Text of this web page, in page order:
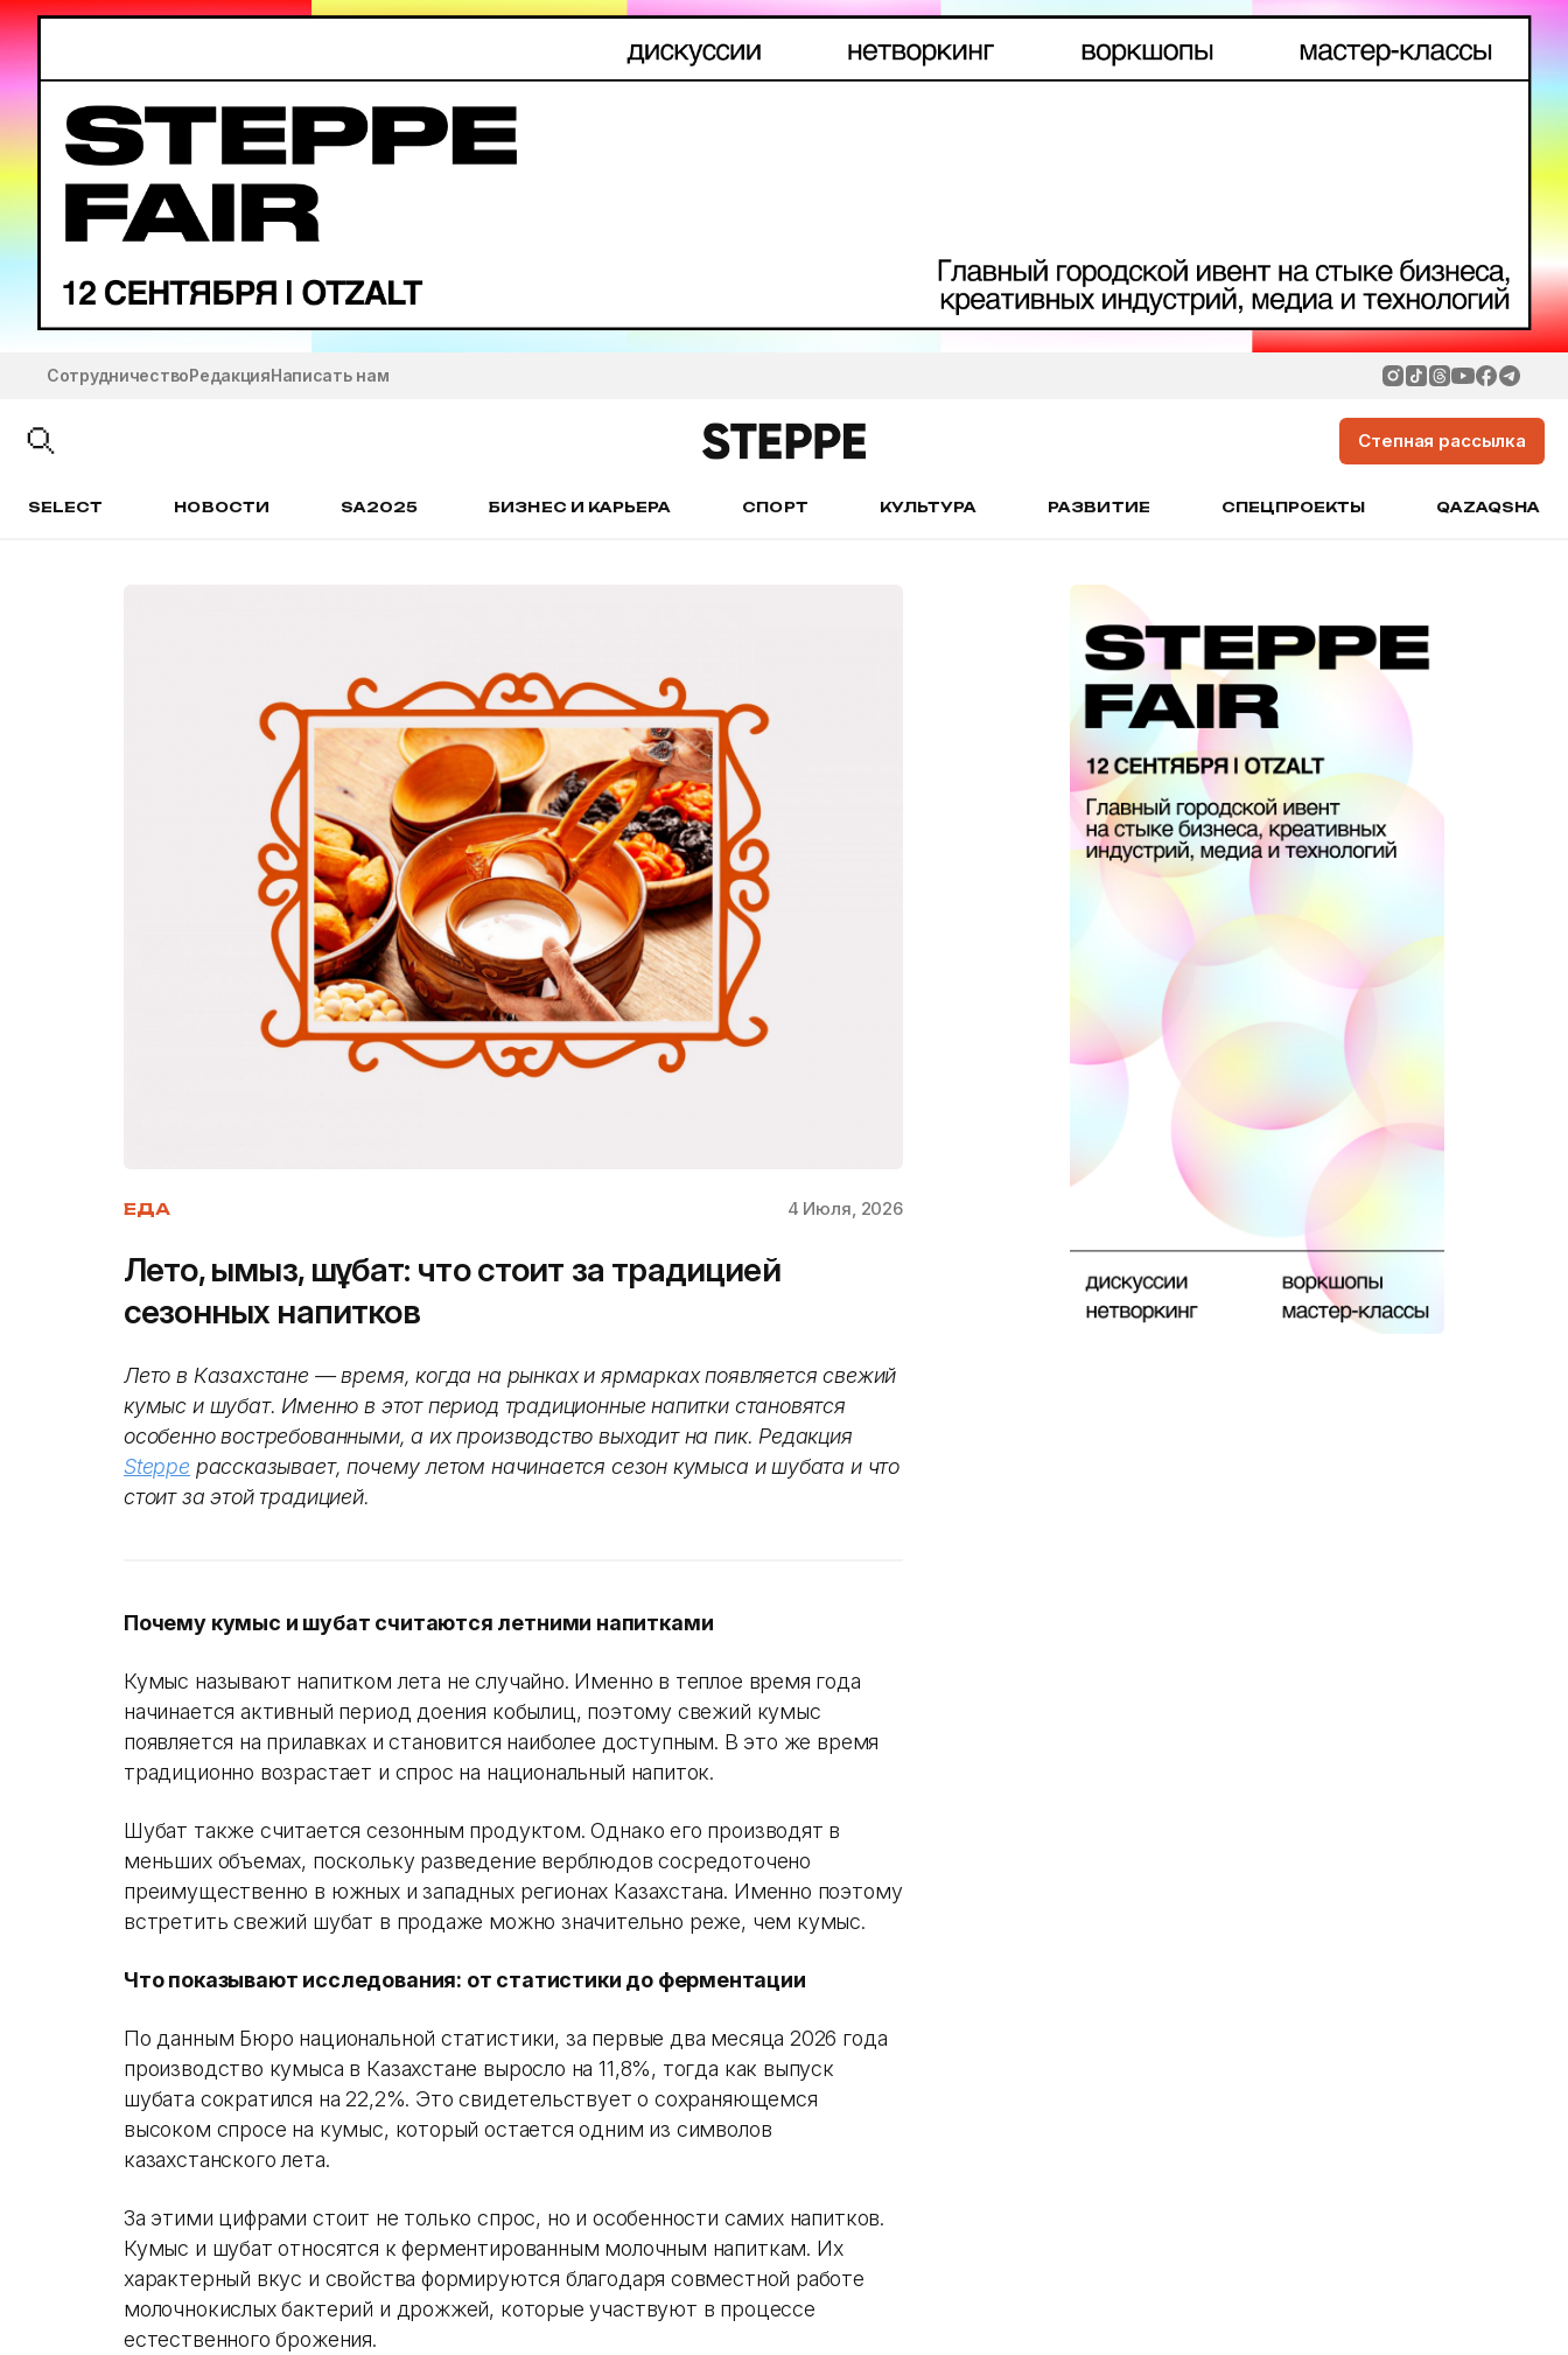
СотрудничествоРедакцияНаписать нам
Степная рассылка
SELECT НОВОСТИ SA2025 БИЗНЕС И КАРЬЕРА СПОРТ КУЛЬТУРА РАЗВИТИЕ СПЕЦПРОЕКТЫ QAZAQSHA
ЕДА 4 Июля, 2026
Лето, қымыз, шұбат: что стоит за традицией
сезонных напитков
Лето в Казахстане — время, когда на рынках и ярмарках появляется свежий
кумыс и шубат. Именно в этот период традиционные напитки становятся
особенно востребованными, а их производство выходит на пик. Редакция
Steppe рассказывает, почему летом начинается сезон кумыса и шубата и что
стоит за этой традицией.
Почему кумыс и шубат считаются летними напитками
Кумыс называют напитком лета не случайно. Именно в теплое время года
начинается активный период доения кобылиц, поэтому свежий кумыс
появляется на прилавках и становится наиболее доступным. В это же время
традиционно возрастает и спрос на национальный напиток.
Шубат также считается сезонным продуктом. Однако его производят в
меньших объемах, поскольку разведение верблюдов сосредоточено
преимущественно в южных и западных регионах Казахстана. Именно поэтому
встретить свежий шубат в продаже можно значительно реже, чем кумыс.
Что показывают исследования: от статистики до ферментации
По данным Бюро национальной статистики, за первые два месяца 2026 года
производство кумыса в Казахстане выросло на 11,8%, тогда как выпуск
шубата сократился на 22,2%. Это свидетельствует о сохраняющемся
высоком спросе на кумыс, который остается одним из символов
казахстанского лета.
За этими цифрами стоит не только спрос, но и особенности самих напитков.
Кумыс и шубат относятся к ферментированным молочным напиткам. Их
характерный вкус и свойства формируются благодаря совместной работе
молочнокислых бактерий и дрожжей, которые участвуют в процессе
естественного брожения.